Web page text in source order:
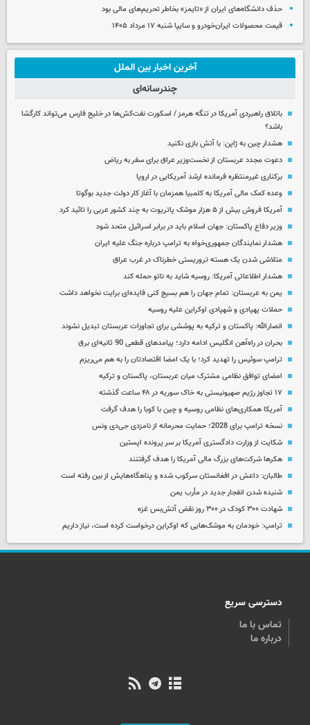
حذف دانشگاه‌های ایران از «تایمز» بخاطر تحریم‌های مالی بود
قیمت محصولات ایران‌خودرو و سایپا شنبه ۱۷ مرداد ۱۴۰۵
آخرین اخبار بین الملل
چندرسانه‌ای
باتلاق راهبردی آمریکا در تنگه هرمز / اسکورت نفت‌کش‌ها در خلیج فارس می‌تواند کارگشا
باشد؟
هشدار چین به ژاپن: با آتش بازی نکنید
دعوت مجدد عربستان از نخست‌وزیر عراق برای سفر به ریاض
برکناری غیرمنتظره فرمانده ارشد آمریکایی در اروپا
وعده کمک مالی آمریکا به کلمبیا همزمان با آغاز کار دولت جدید بوگوتا
آمریکا فروش بیش از ۵ هزار موشک پاتریوت به چند کشور عربی را تائید کرد
وزیر دفاع پاکستان: جهان اسلام باید در برابر اسرائیل متحد شود
هشدار نمایندگان جمهوری‌خواه به ترامپ درباره جنگ علیه ایران
متلاشی شدن یک هسته تروریستی خطرناک در غرب عراق
هشدار اطلاعاتی آمریکا: روسیه شاید به ناتو حمله کند
یمن به عربستان: تمام جهان را هم بسیج کنی فایده‌ای برایت نخواهد داشت
حملات پهپادی و شهپادی اوکراین علیه روسیه
انصارالله: پاکستان و ترکیه به پوششی برای تجاوزات عربستان تبدیل نشوند
بحران در راه‌آهن انگلیس ادامه دارد؛ پیامدهای قطعی 90 ثانیه‌ای برق
ترامپ سوئیس را تهدید کرد؛ با یک امضا اقتصادتان را به هم می‌ریزم
امضای توافق نظامی مشترک میان عربستان، پاکستان و ترکیه
۱۷ تجاوز رژیم صهیونیستی به خاک سوریه در ۴۸ ساعت گذشته
آمریکا همکاری‌های نظامی روسیه و چین با کوبا را هدف گرفت
نسخه ترامپ برای 2028؛ حمایت محرمانه از نامزدی جی‌دی ونس
شکایت از وزارت دادگستری آمریکا بر سر پرونده اپستین
هکرها شرکت‌های بزرگ مالی آمریکا را هدف گرفتنند
طالبان: داعش در افغانستان سرکوب شده و پناهگاه‌هایش از بین رفته است
شنیده شدن انفجار جدید در مأرب یمن
شهادت ۳۰۰ کودک در ۳۰۰ روز نقض آتش‌بس غزه
ترامپ: خودمان به موشک‌هایی که اوکراین درخواست کرده است، نیاز داریم
دسترسی سریع
تماس با ما
درباره ما